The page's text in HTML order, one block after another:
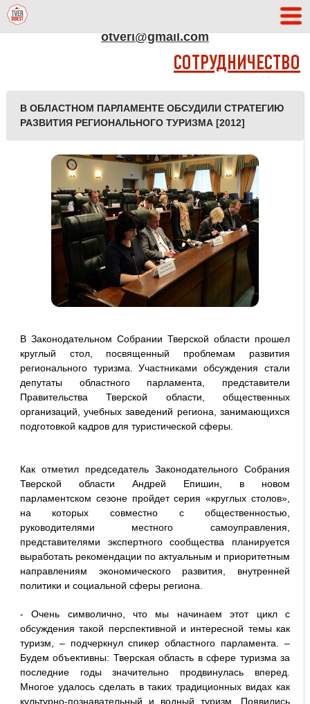
otveri@gmail.com
СОТРУДНИЧЕСТВО
В ОБЛАСТНОМ ПАРЛАМЕНТЕ ОБСУДИЛИ СТРАТЕГИЮ
РАЗВИТИЯ РЕГИОНАЛЬНОГО ТУРИЗМА [2012]
В Законодательном Собрании Тверской области прошел
круглый стол, посвященный проблемам развития
регионального туризма. Участниками обсуждения стали
депутаты областного парламента, представители
Правительства Тверской области, общественных
организаций, учебных заведений региона, занимающихся
подготовкой кадров для туристической сферы.
Как отметил председатель Законодательного Собрания
Тверской области Андрей Епишин, в новом
парламентском сезоне пройдет серия «круглых столов»,
на которых совместно с общественностью,
руководителями местного самоуправления,
представителями экспертного сообщества планируется
выработать рекомендации по актуальным и приоритетным
направлениям экономического развития, внутренней
политики и социальной сферы региона.
- Очень символично, что мы начинаем этот цикл с
обсуждения такой перспективной и интересной темы как
туризм, – подчеркнул спикер областного парламента. –
Будем объективны: Тверская область в сфере туризма за
последние годы значительно продвинулась вперед.
Многое удалось сделать в таких традиционных видах как
культурно-познавательный и водный туризм. Появились